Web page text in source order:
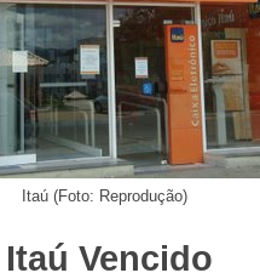
Itaú (Foto: Reprodução)
Vencido